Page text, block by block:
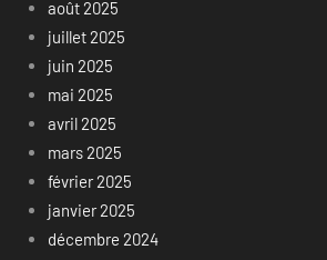
août 2025
juillet 2025
juin 2025
mai 2025
avril 2025
mars 2025
février 2025
janvier 2025
décembre 2024